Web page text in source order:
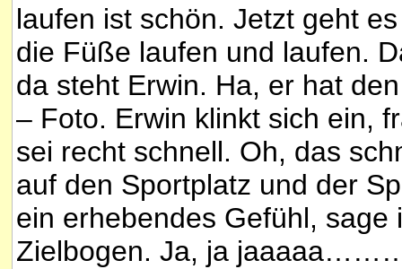
laufen ist schön. Jetzt geht
die Füße laufen und laufen.
da steht Erwin. Ha, er hat
– Foto. Erwin klinkt sich ein,
sei recht schnell. Oh, das
auf den Sportplatz und der
ein erhebendes Gefühl,
Zielbogen. Ja, ja